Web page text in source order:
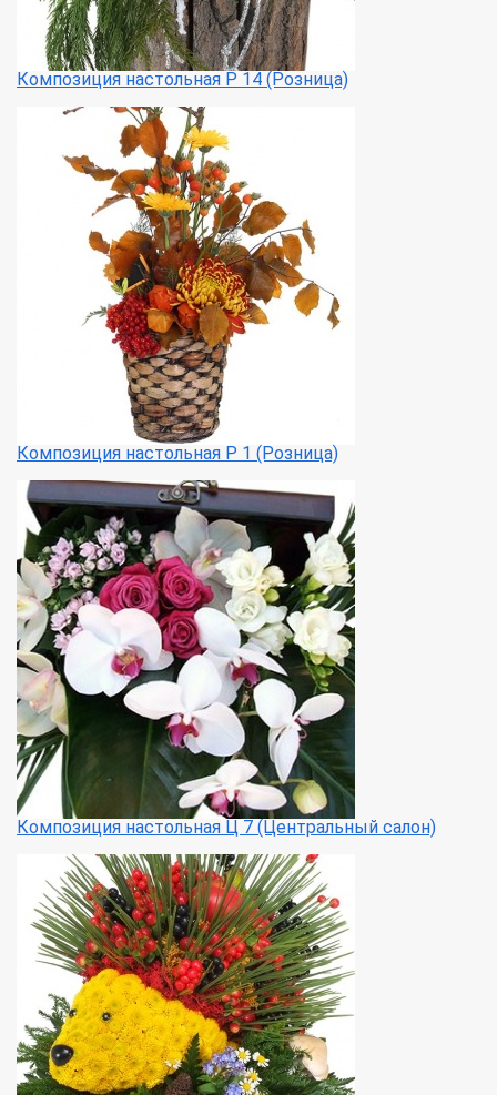
Композиция настольная Р 14 (Розница)
Композиция настольная Р 1 (Розница)
Композиция настольная Ц 7 (Центральный салон)